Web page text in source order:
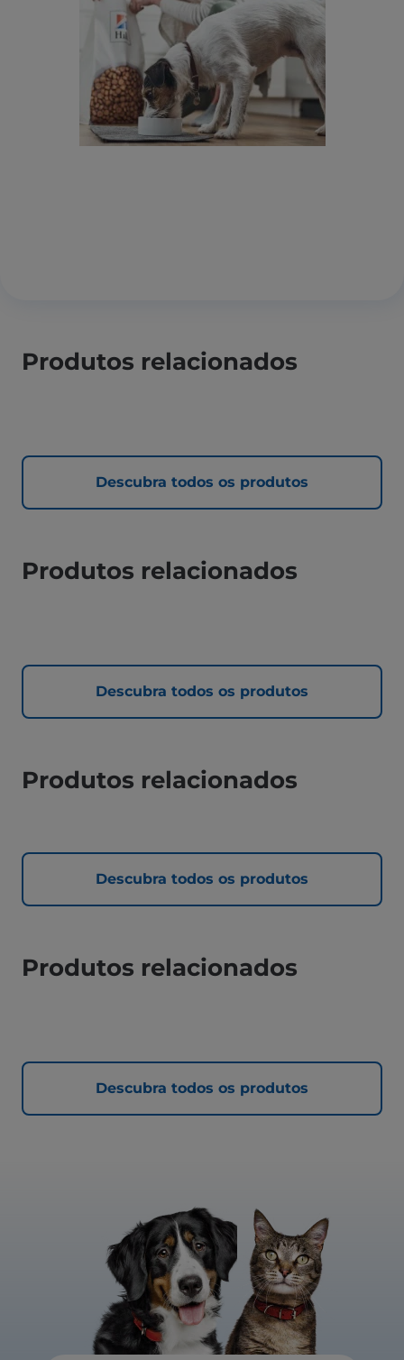
Produtos relacionados
Descubra todos os produtos
Produtos relacionados
Descubra todos os produtos
Produtos relacionados
Descubra todos os produtos
Produtos relacionados
Descubra todos os produtos